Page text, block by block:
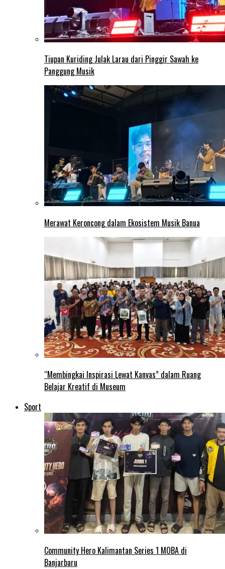
Tiupan Kuriding Julak Larau dari Pinggir Sawah ke
Panggung Musik
Merawat Keroncong dalam Ekosistem Musik Banua
“Membingkai Inspirasi Lewat Kanvas” dalam Ruang
Belajar Kreatif di Museum
Sport
Community Hero Kalimantan Series 1 MOBA di
Banjarbaru